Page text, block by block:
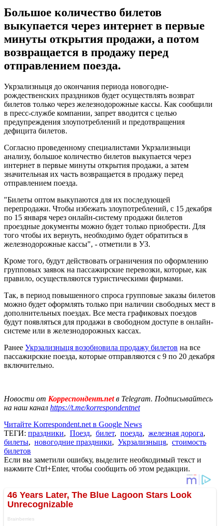
Большое количество билетов
выкупается через интернет в первые
минуты открытия продажи, а потом
возвращается в продажу перед
отправлением поезда.
Укрзализныця до окончания периода новогодне-
рождественских праздников будет осуществлять возврат
билетов только через железнодорожные кассы. Как сообщили
в пресс-службе компании, запрет вводится с целью
предупреждения злоупотреблений и предотвращения
дефицита билетов.
Согласно проведенному специалистами Укрзализныци
анализу, большое количество билетов выкупается через
интернет в первые минуты открытия продажи, а затем
значительная их часть возвращается в продажу перед
отправлением поезда.
"Билеты оптом выкупаются для их последующей
перепродажи. Чтобы избежать злоупотреблений, с 15 декабря
по 15 января через онлайн-систему продажи билетов
проездные документы можно будет только приобрести. Для
того чтобы их вернуть, необходимо будет обратиться в
железнодорожные кассы", - отметили в УЗ.
Кроме того, будут действовать ограничения по оформлению
групповых заявок на пассажирские перевозки, которые, как
правило, осуществляются туристическими фирмами.
Так, в период повышенного спроса групповые заказы билетов
можно будет оформлять только при наличии свободных мест в
дополнительных поездах. Все места графиковых поездов
будут появляться для продажи в свободном доступе в онлайн-
системе или в железнодорожных кассах.
Ранее Укрзализныця возобновила продажу билетов на все
пассажирские поезда, которые отправляются с 9 по 20 декабря
включительно.
Новости от Корреспондент.netв Telegram. Подписывайтесь
на наш канал https://t.me/korrespondentnet
Читайте Korrespondent.net в Google News
ТЕГИ: праздники, Поезд, билет, поезда, железная дорога,
билеты, новогодние праздники, Укрзализныця, стоимость
билетов
Если вы заметили ошибку, выделите необходимый текст и
нажмите Ctrl+Enter, чтобы сообщить об этом редакции.